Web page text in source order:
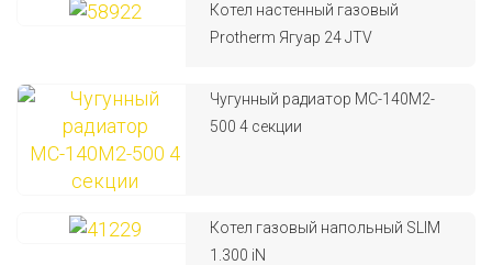
Котел настенный газовый
Protherm Ягуар 24 JTV
Чугунный радиатор МС-140М2-
500 4 секции
Котел газовый напольный SLIM
1.300 iN